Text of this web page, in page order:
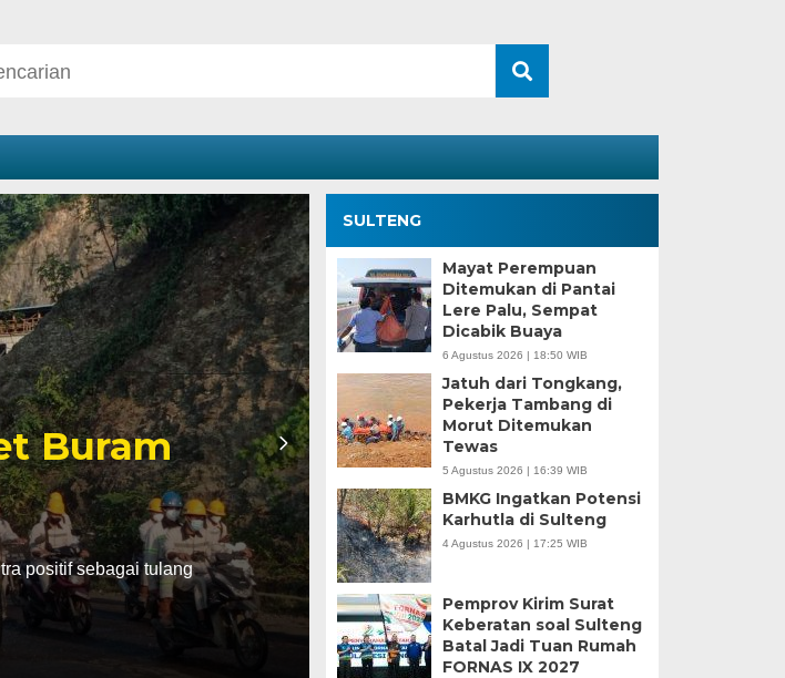
Sengketa Perizinan Tambang yang
Mengiringi Karier Politik Anwar Hafid
Selasa, 13 Jan 2026 - 16:30 WIB
HARIANSULTENG.COM, PALU – Transisi jabatan dari bupati Morowali ke kursi gubernur
Sulawesi Tengah (Sulteng) nyatanya tak…
SULTENG
Mayat Perempuan
Ditemukan di Pantai
Lere Palu, Sempat
Dicabik Buaya
6 Agustus 2026 | 18:50 WIB
Jatuh dari Tongkang,
Pekerja Tambang di
Morut Ditemukan
Tewas
5 Agustus 2026 | 16:39 WIB
BMKG Ingatkan Potensi
Karhutla di Sulteng
4 Agustus 2026 | 17:25 WIB
Pemprov Kirim Surat
Keberatan soal Sulteng
Batal Jadi Tuan Rumah
FORNAS IX 2027